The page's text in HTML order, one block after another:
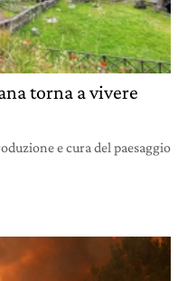
torna a vivere
e cura del paesaggio